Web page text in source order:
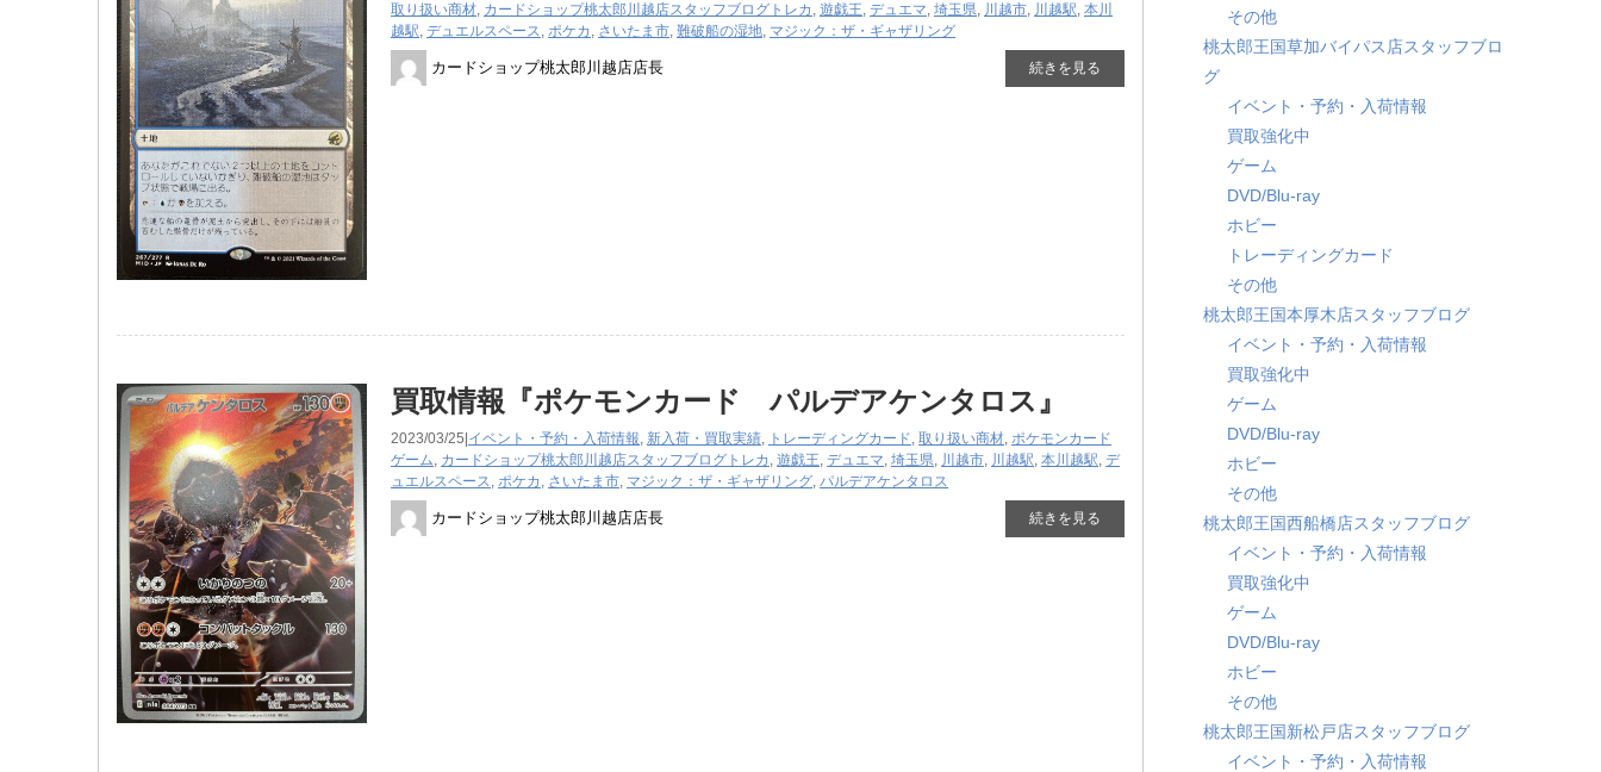
取り扱い商材, カードショップ桃太郎川越店スタッフブログ トレカ , 遊戯王, デュエマ, 埼玉県, 川越市, 川越駅, 本川
越駅, デュエルスペース, ポケカ , さいたま市, 難破船の湿地, マジック：ザ・ギャザリング
カードショップ桃太郎川越店店長 続きを見る
買取情報『ポケモンカード パルデアケンタロス』
2023/03/25| イベント・予約・入荷情報, 新入荷・買取実績, トレーディングカード, 取り扱い商材, ポケモンカード
ゲーム, カードショップ桃太郎川越店スタッフブログ トレカ , 遊戯王, デュエマ, 埼玉県, 川越市, 川越駅, 本川越駅, デ
ュエルスペース, ポケカ , さいたま市, マジック：ザ・ギャザリング, パルデアケンタロス
カードショップ桃太郎川越店店長 続きを見る
その他
桃太郎王国草加バイパス店スタッフブロ
グ
イベント・予約・入荷情報
買取強化中
ゲーム
DVD/Blu-ray
ホビー
トレーディングカード
その他
桃太郎王国本厚木店スタッフブログ
イベント・予約・入荷情報
買取強化中
ゲーム
DVD/Blu-ray
ホビー
その他
桃太郎王国西船橋店スタッフブログ
イベント・予約・入荷情報
買取強化中
ゲーム
DVD/Blu-ray
ホビー
その他
桃太郎王国新松戸店スタッフブログ
イベント・予約・入荷情報